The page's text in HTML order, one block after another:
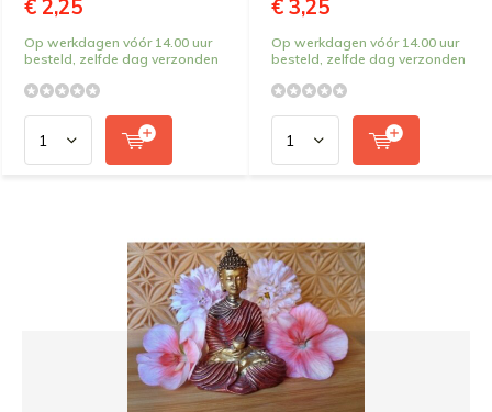
€ 2,25
Op werkdagen vóór 14.00 uur
besteld, zelfde dag verzonden
€ 3,25
Op werkdagen vóór 14.00 uur
besteld, zelfde dag verzonden